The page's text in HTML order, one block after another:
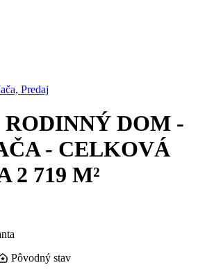
Predaj
RODINNÝ DOM -
- CELKOVÁ
2 719 M²
Pôvodný stav